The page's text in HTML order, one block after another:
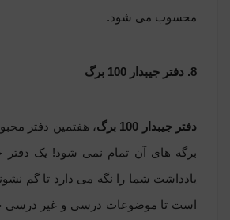
محسوب می شود.
8. دفتر جیبدار 100 برگ
دفتر جیبدار 100 برگ
، هفتمین دفتر
برگه های آن تمام نمی شود! یک دفتر
یادداشت شما را نگه می دارد تا گم
است تا موضوعات درسی و غیر درسی